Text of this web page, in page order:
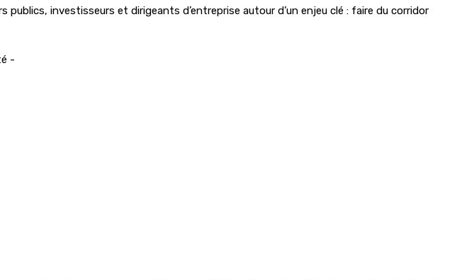
publics, investisseurs et dirigeants d’entreprise autour d’un enjeu clé : faire du corridor
-